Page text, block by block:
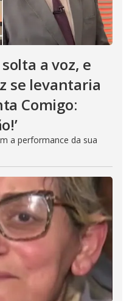
a voz, e
se levantaria
Comigo:
a performance da sua